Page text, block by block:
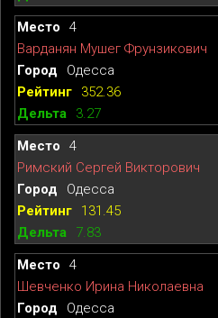
4
Варданян Мушег Фрунзикович
Одесса
352.36
3.27
4
Римский Сергей Викторович
Одесса
131.45
7.83
4
Шевченко Ирина Николаевна
Одесса